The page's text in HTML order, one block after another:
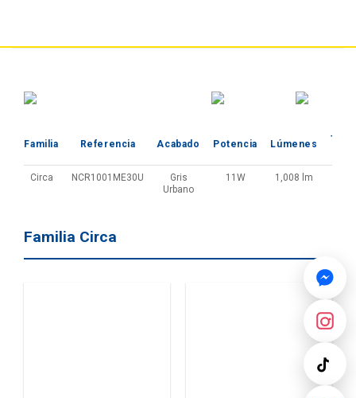
Familia Referencia Acabado Potencia Lúmenes
Circa NCR1001ME30U
Gris
Urbano
11W 1,008 lm
Familia Circa